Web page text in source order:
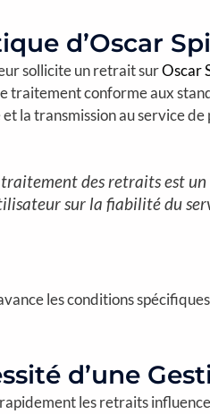
d’Oscar
sollicite un retrait surOscar
traitement conforme aux
la transmission au service de
des retraits est
sur la fiabilité du
les conditions
d’une
les retraits